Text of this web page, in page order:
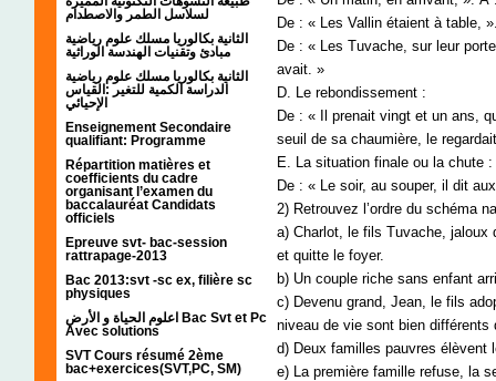
لسلاسل الطمر والاصطدام
الثانية بكالوريا مسلك علوم رياضية
مبادئ وتقنيات الهندسة الوراثية
الثانية بكالوريا مسلك علوم رياضية
الدراسة الكمية للتغير :القياس
الإحيائي
Enseignement Secondaire
qualifiant: Programme
Répartition matières et
coefficients du cadre
organisant l’examen du
baccalauréat Candidats
officiels
Epreuve svt- bac-session
rattrapage-2013
Bac 2013:svt -sc ex, filière sc
physiques
اعلوم الحياة و الأرض Bac Svt et Pc
Avec solutions
SVT Cours résumé 2ème
bac+exercices(SVT,PC, SM)
De : « Les Vallin étaient à table,
De : « Les Tuvache, sur leur
avait. »
D. Le rebondissement :
De : « Il prenait vingt et un ans,
seuil de sa chaumière, le
E. La situation finale ou la chute :
De : « Le soir, au souper, il dit
2) Retrouvez l’ordre du schéma
a) Charlot, le fils Tuvache, jaloux
et quitte le foyer.
b) Un couple riche sans enfant
c) Devenu grand, Jean, le fils
niveau de vie sont bien
d) Deux familles pauvres élèvent
e) La première famille refuse, la